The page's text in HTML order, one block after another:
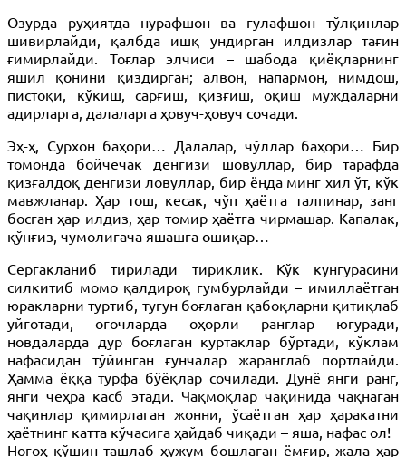
Озурда руҳиятда нурафшон ва гулафшон тўлқинлар
шивирлайди, қалбда ишқ ундирган илдизлар тағин
ғимирлайди. Тоғлар элчиси – шабода қиёқларнинг
яшил қонини қиздирган; алвон, напармон, нимдош,
пистоқи, кўкиш, сарғиш, қизғиш, оқиш муждаларни
адирларга, далаларга ҳовуч-ҳовуч сочади.
Эҳ-ҳ, Сурхон баҳори… Далалар, чўллар баҳори… Бир
томонда бойчечак денгизи шовуллар, бир тарафда
қизғалдоқ денгизи ловуллар, бир ёнда минг хил ўт, кўк
мавжланар. Ҳар тош, кесак, чўп ҳаётга талпинар, занг
босган ҳар илдиз, ҳар томир ҳаётга чирмашар. Капалак,
қўнғиз, чумолигача яшашга ошиқар…
Сергакланиб тирилади тириклик. Кўк кунгурасини
силкитиб момо қалдироқ гумбурлайди – имиллаётган
юракларни туртиб, тугун боғлаган қабоқларни қитиқлаб
уйғотади, оғочларда оҳорли ранглар югуради,
новдаларда дур боғлаган куртаклар бўртади, кўклам
нафасидан тўйинган ғунчалар жаранглаб портлайди.
Ҳамма ёққа турфа бўёқлар сочилади. Дунё янги ранг,
янги чеҳра касб этади. Чақмоқлар чақинида чақнаган
чақинлар қимирлаган жонни, ўсаётган ҳар ҳаракатни
ҳаётнинг катта кўчасига ҳайдаб чиқади – яша, нафас ол!
Ногоҳ қўшин ташлаб ҳужум бошлаган ёмғир, жала ҳар